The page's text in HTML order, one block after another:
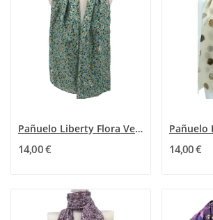
Pañuelo Liberty Flora Verde con detalles dorados
14,00 € 14,00 €